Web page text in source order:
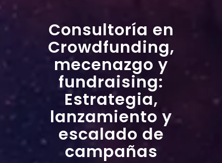
Consultoría en
Crowdfunding,
mecenazgo y
fundraising:
Estrategia,
lanzamiento y
escalado de
campañas